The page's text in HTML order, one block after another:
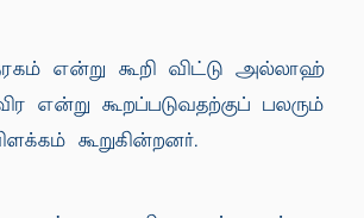
என்று கூறி விட்டு அல்லாஹ்
என்று கூறப்படுவதற்குப் பலரும்
கூறுகின்றனர்.